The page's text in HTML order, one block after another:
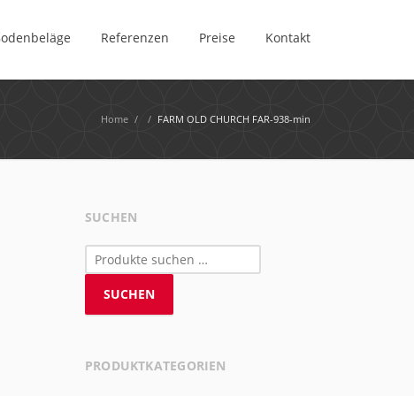
Referenzen Preise Kontakt
Home / / FARM OLD CHURCH FAR-938-min
SUCHEN
Suchen
nach:
SUCHEN
PRODUKTKATEGORIEN